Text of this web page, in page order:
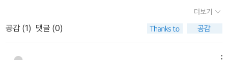
니다. 링링이 속상해 하는 모습에서 정말 그랬겠다라고 이야기 하더
라구요. 앞으로도 더 찬영이도 자신감을 가지고 친구들이나 사람들
일어나지 않고 30년이 흘러갑니다. 더 큰 무대에 나가 발표해야 하는
어른이 된 링링. 예전처럼 무서워서 떨며 발표를 하지만, 이제 웃으면
서 생각할 힘을 갖게 됩니다. '그럼 뭐 어때? 오늘은 아주아주 멋진 날
더보기
공감 (1) 댓글 (0)